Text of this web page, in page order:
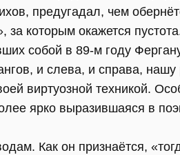
предугадал, чем
которым окажется
собой в 89-м году
и слева, и справа,
виртуозной техникой.
ярко выразившаяся в
Как он признаётся,